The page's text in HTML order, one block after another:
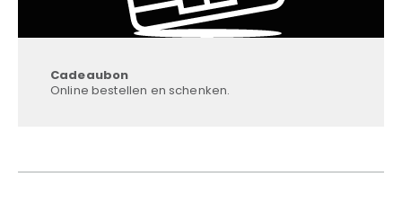
Cadeaubon
Online bestellen en schenken.